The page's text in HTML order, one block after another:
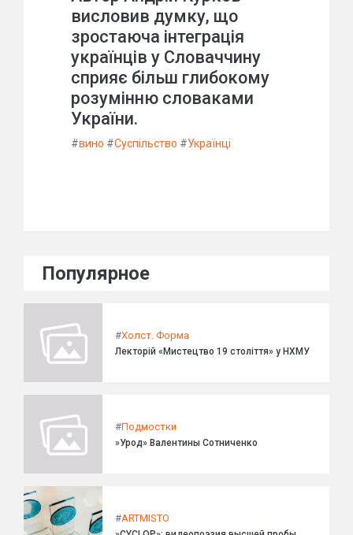
висловив думку, що
зростаюча інтеграція
українців у Словаччину
сприяє більш глибокому
розумінню словаками
України.
#вино #Суспільство #Українці
Популярное
#Холст. Форма
Лекторій «Мистецтво 19 століття» у НХМУ
#Подмостки
»Урод» Валентины Сотниченко
#ARTMISTO